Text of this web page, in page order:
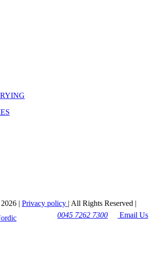
2026 | Privacy policy | All Rights Reserved |
0045 7262 7300
Email Us